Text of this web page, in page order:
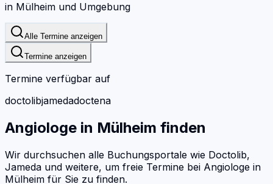
in Mülheim und Umgebung
Alle Termine anzeigen
Termine anzeigen
Termine verfügbar auf
doctolibjamedadoctena
Angiologe in Mülheim finden
Wir durchsuchen alle Buchungsportale wie Doctolib,
Jameda und weitere, um freie Termine bei Angiologe in
Mülheim für Sie zu finden.